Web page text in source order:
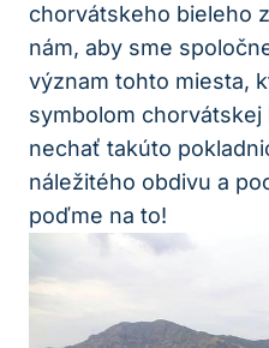
chorvátskeho bieleho
nám, aby sme
význam tohto miesta,
symbolom
nechať takúto
náležitého obdivu a
poďme na to!